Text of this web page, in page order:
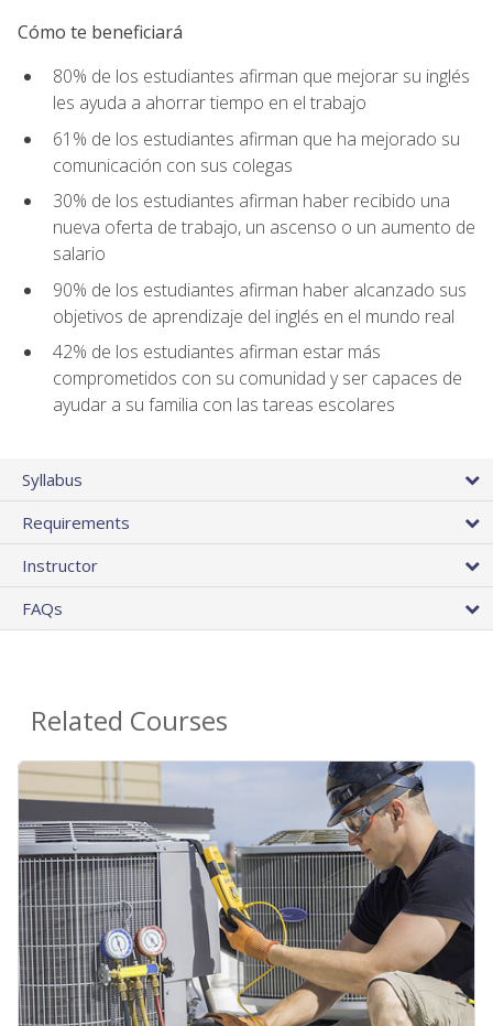
Cómo te beneficiará
80% de los estudiantes afirman que mejorar su inglés
les ayuda a ahorrar tiempo en el trabajo
61% de los estudiantes afirman que ha mejorado su
comunicación con sus colegas
30% de los estudiantes afirman haber recibido una
nueva oferta de trabajo, un ascenso o un aumento de
salario
90% de los estudiantes afirman haber alcanzado sus
objetivos de aprendizaje del inglés en el mundo real
42% de los estudiantes afirman estar más
comprometidos con su comunidad y ser capaces de
ayudar a su familia con las tareas escolares
Syllabus
Requirements
Instructor
FAQs
Related Courses